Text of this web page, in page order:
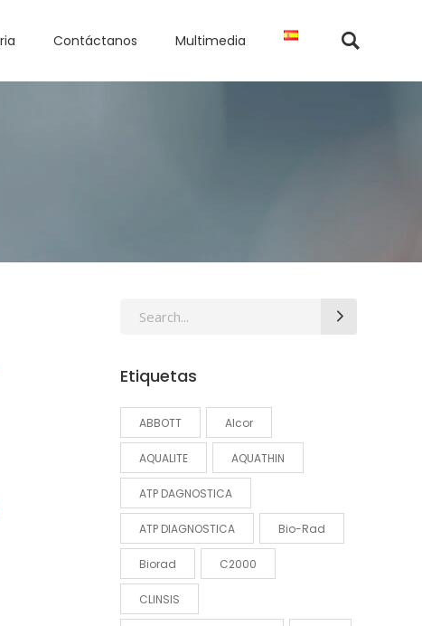
Contáctanos Multimedia
Search
Etiquetas
ABBOTT Alcor
AQUALITE AQUATHIN
ATP DAGNOSTICA
ATP DIAGNOSTICA Bio-Rad
Biorad C2000
CLINSIS